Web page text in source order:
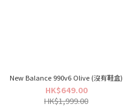
New Balance 990v6 Olive (沒有鞋盒)
HK$649.00
HK$1,999.00